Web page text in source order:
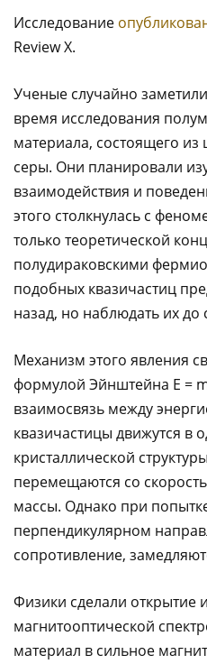
Исследование
Review X.
Ученые случайно
время исследования
материала, состоящего
серы. Они планировали
взаимодействия и
этого столкнулась с
только теоретической
полудираковскими
подобных квазичастиц
назад, но наблюдать их до
Механизм этого явления
формулой Эйнштейна E =
взаимосвязь между
квазичастицы движутся в
кристаллической
перемещаются со
массы. Однако при
перпендикулярном
сопротивление,
Физики сделали открытие
магнитооптической
материал в сильное